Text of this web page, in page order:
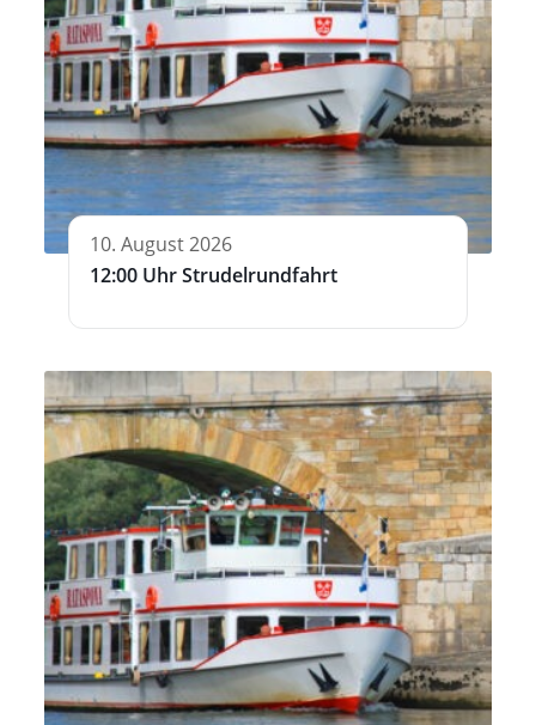
10. August 2026
12:00 Uhr Strudelrundfahrt